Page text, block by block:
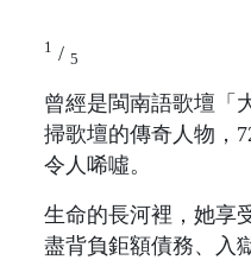
1 / 5
曾經是閩南語歌壇「
掃歌壇的傳奇人物，
令人唏噓。
生命的長河裡，她享
盡背負鉅額債務、入